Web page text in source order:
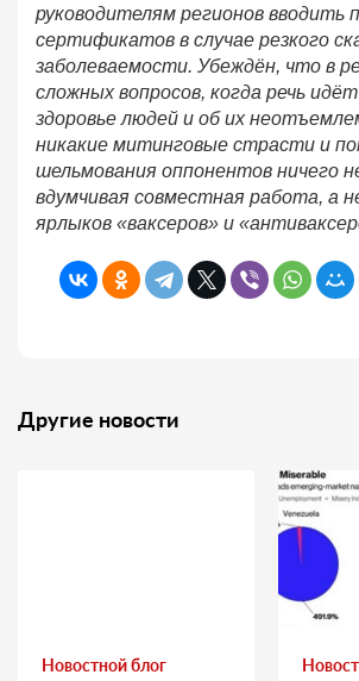
руководителям регионов вводить
сертификатов в случае резкого
заболеваемости. Убеждён, что в
сложных вопросов, когда речь
здоровье людей и об их
никакие митинговые страсти и
шельмования оппонентов ничего
вдумчивая совместная работа, а
ярлыков «ваксеров» и
Другие новости
Новостной блог